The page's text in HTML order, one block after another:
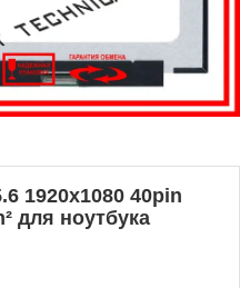
1920x1080 40pin
для ноутбука